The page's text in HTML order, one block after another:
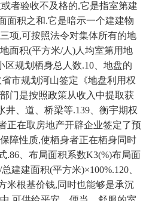
者验收不及格的,它是指室第建
面积之和.它是暗示一个建建物
项,可按照法令对集体所有的地
面积(平方米/人)人均室第用地
区规划栖身总人数.10、地盘的
市规划河山签定《地盘利用权
门是按照政策从收入中提取获
井、道、桥梁等.139、衡宇期权
正在取房地产开辟企业签定了预
障性质,使栖身者正在栖身同时
.86、布局面积系数K3(%)布局面
建建面积(平方米)×100%.120、
米根基价钱,同时也能够是承沉